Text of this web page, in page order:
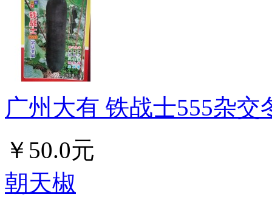
广州大有 铁战士555杂交
￥50.0元
朝天椒